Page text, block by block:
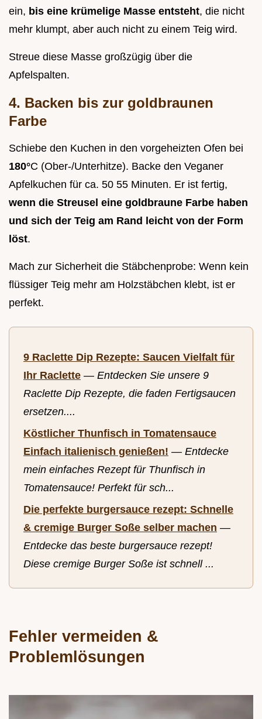
ein, bis eine krümelige Masse entsteht, die nicht
mehr klumpt, aber auch nicht zu einem Teig wird.
Streue diese Masse großzügig über die
Apfelspalten.
4. Backen bis zur goldbraunen
Farbe
Schiebe den Kuchen in den vorgeheizten Ofen bei
180°C (Ober-/Unterhitze). Backe den Veganer
Apfelkuchen für ca. 50 55 Minuten. Er ist fertig,
wenn die Streusel eine goldbraune Farbe haben
und sich der Teig am Rand leicht von der Form
löst.
Mach zur Sicherheit die Stäbchenprobe: Wenn kein
flüssiger Teig mehr am Holzstäbchen klebt, ist er
perfekt.
9 Raclette Dip Rezepte: Saucen Vielfalt für
Ihr Raclette — Entdecken Sie unsere 9
Raclette Dip Rezepte, die faden Fertigsaucen
ersetzen....
Köstlicher Thunfisch in Tomatensauce
Einfach italienisch genießen! — Entdecke
mein einfaches Rezept für Thunfisch in
Tomatensauce! Perfekt für sch...
Die perfekte burgersauce rezept: Schnelle
& cremige Burger Soße selber machen —
Entdecke das beste burgersauce rezept!
Diese cremige Burger Soße ist schnell ...
Fehler vermeiden &
Problemlösungen